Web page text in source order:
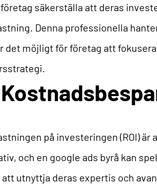
säkerställa att deras
Denna professionella
det möjligt för företag att
på investeringen (ROI) är
och en google ads byrå kan
utnyttja deras expertis och